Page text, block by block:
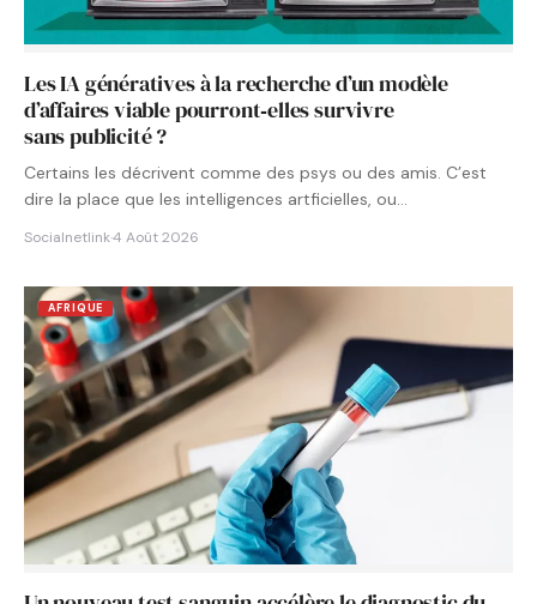
Les IA génératives à la recherche d’un modèle
d’affaires viable pourront‑elles survivre
sans publicité ?
Certains les décrivent comme des psys ou des amis. C’est
dire la place que les intelligences artficielles, ou…
Socialnetlink·4 Août 2026
AFRIQUE